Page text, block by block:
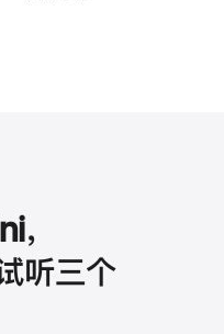
听三个